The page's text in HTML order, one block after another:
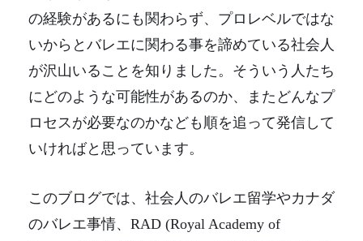
の経験があるにも関わらず、プロレベルではな
いからとバレエに関わる事を諦めている社会人
が沢山いることを知りました。そういう人たち
にどのような可能性があるのか、またどんなプ
ロセスが必要なのかなども順を追って発信して
いければと思っています。
このブログでは、社会人のバレエ留学やカナダ
のバレエ事情、RAD (Royal Academy of